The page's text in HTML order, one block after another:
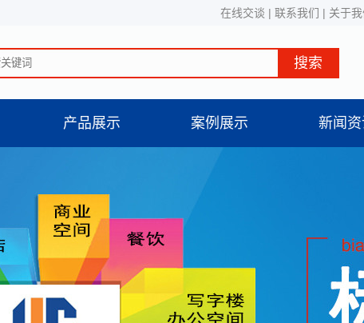
在线交谈 | 联系我们 | 关于我
产品展示
地产标识
景区标识
医院标识
商场.园区
社区标识
案例展示 新闻
时事热点